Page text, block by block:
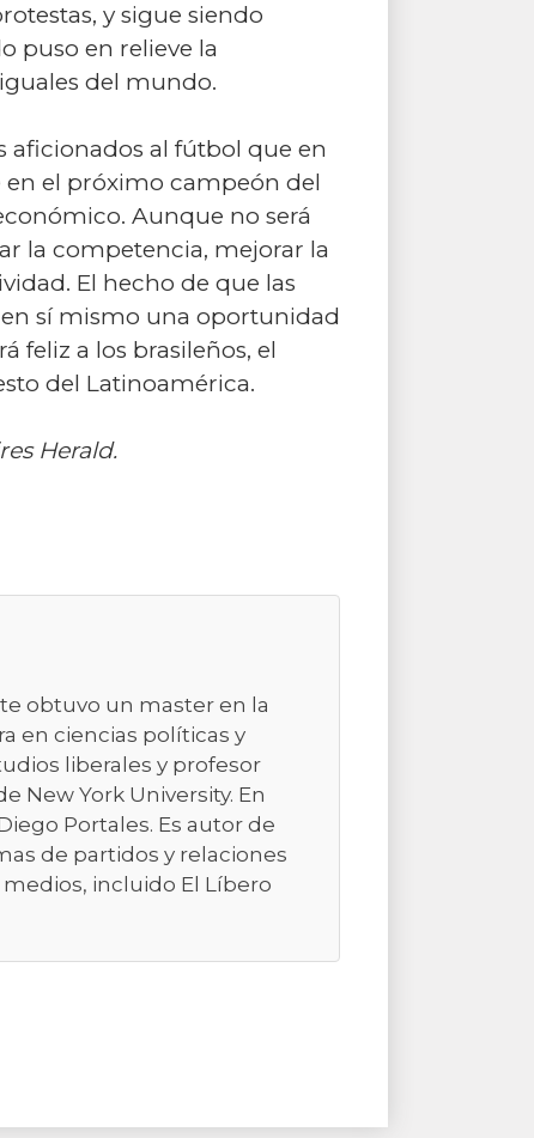
y sigue siendo
puso en relieve la
del mundo.
aficionados al fútbol que en
en el próximo campeón del
Aunque no será
la competencia, mejorar la
El hecho de que las
sí mismo una oportunidad
feliz a los brasileños, el
del Latinoamérica.
Herald.
obtuvo un master en la
en ciencias políticas y
liberales y profesor
New York University. En
Portales. Es autor de
de partidos y relaciones
incluido El Líbero